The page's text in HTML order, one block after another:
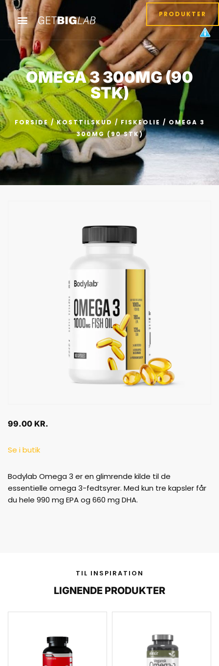
PRODUKTER
OMEGA 3 300MG (90
STK)
FORSIDE /KOSTTILSKUD / FISKEOLIE / OMEGA 3
300MG (90 STK)
99.00 KR.
Se i butik
Bodylab Omega 3 er en glimrende kilde til de
essentielle omega 3-fedtsyrer. Med kun tre kapsler får
du hele 990 mg EPA og 660 mg DHA.
TIL INSPIRATION
LIGNENDE PRODUKTER